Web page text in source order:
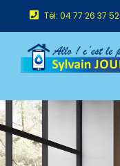
Tél: 04 77 26 37 52